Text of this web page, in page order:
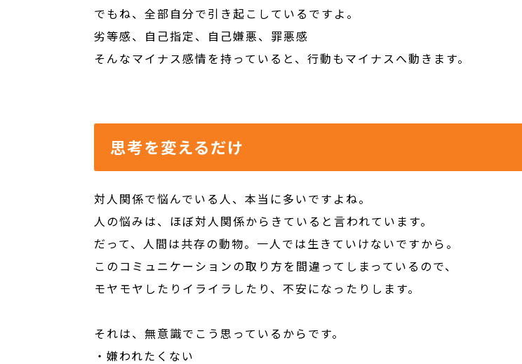
でもね、全部自分で引き起こしているですよ。
劣等感、自己指定、自己嫌悪、罪悪感
そんなマイナス感情を持っていると、行動もマイナスへ動きます。
思考を変えるだけ
対人関係で悩んでいる人、本当に多いですよね。
人の悩みは、ほぼ対人関係からきていると言われています。
だって、人間は共存の動物。一人では生きていけないですから。
このコミュニケーションの取り方を間違ってしまっているので、
モヤモヤしたりイライラしたり、不安になったりします。
それは、無意識でこう思っているからです。
・嫌われたくない